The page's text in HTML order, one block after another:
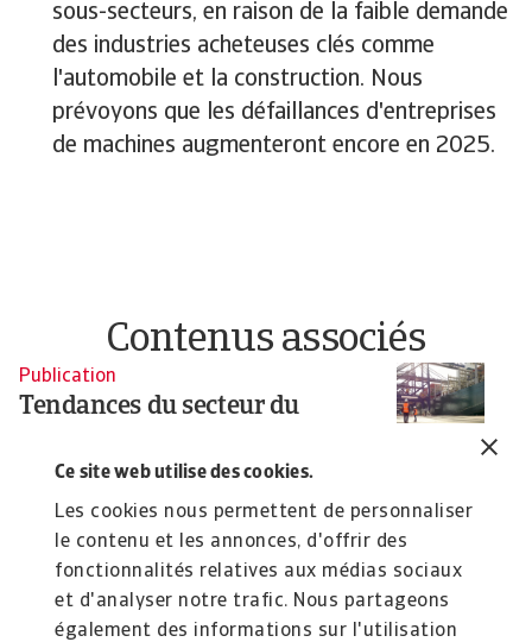
Ce site web utilise des cookies.
Les cookies nous permettent de personnaliser
le contenu et les annonces, d'offrir des
fonctionnalités relatives aux médias sociaux
et d'analyser notre trafic. Nous partageons
également des informations sur l'utilisation
sous-secteurs, en raison de la faible demande
des industries acheteuses clés comme
l'automobile et la construction. Nous
prévoyons que les défaillances d'entreprises
de machines augmenteront encore en 2025.
Contenus associés
Publication
Tendances du secteur du
2025
Croissance solide attendue dans le secteur, mais les
droits de douane américains jettent une ombre
14 Mar 2025